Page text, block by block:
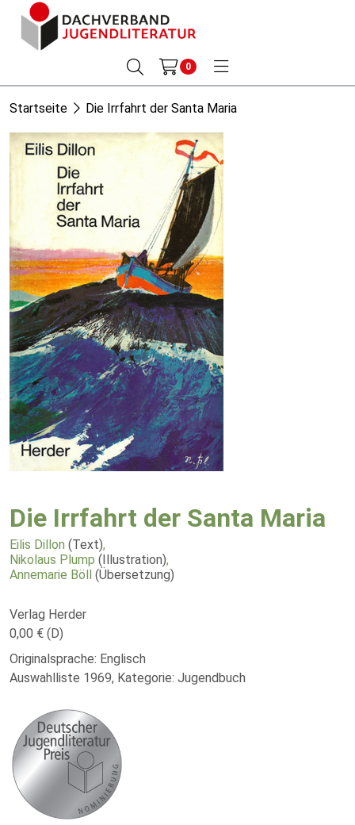
0
Startseite Die Irrfahrt der Santa Maria
Die Irrfahrt der Santa Maria
Eilis Dillon (Text),
Nikolaus Plump (Illustration),
Annemarie Böll (Übersetzung)
Verlag Herder
0,00 € (D)
Originalsprache: Englisch
Auswahlliste 1969, Kategorie: Jugendbuch